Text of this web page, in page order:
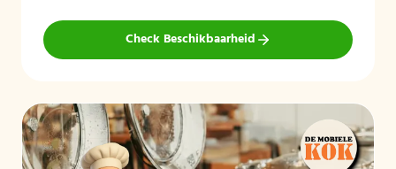
Check Beschikbaarheid